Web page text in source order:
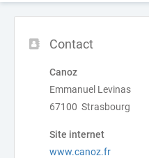
Contact
Canoz
Emmanuel Levinas
67100 Strasbourg
Site internet
www.canoz.fr